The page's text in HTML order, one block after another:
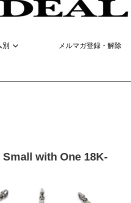
別 メルマガ登録・解除
Small with One 18K-